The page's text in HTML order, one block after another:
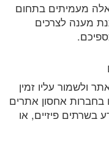
מעמיתים בתחום
מענה לצרכים
ולשמור עליו זמין
בחברות אחסון אתרים
בשרתים פיזיים, או